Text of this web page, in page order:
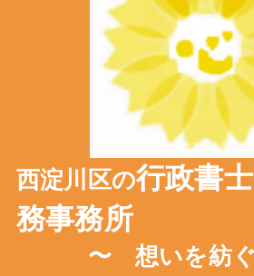
西淀川区の行政書
務事務所
〜 想いを紡